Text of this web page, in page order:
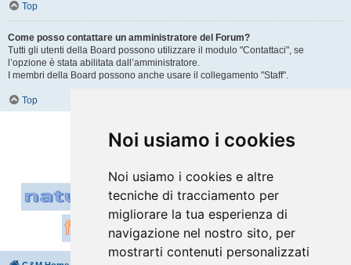
Noi usiamo i cookies
Noi usiamo i cookies e altre
tecniche di tracciamento per
migliorare la tua esperienza di
navigazione nel nostro sito, per
mostrarti contenuti personalizzati
Top
Come posso contattare un amministratore del Forum?
Tutti gli utenti della Board possono utilizzare il modulo "Contattaci", se
l’opzione è stata abilitata dall’amministratore.
I membri della Board possono anche usare il collegamento "Staff".
Top